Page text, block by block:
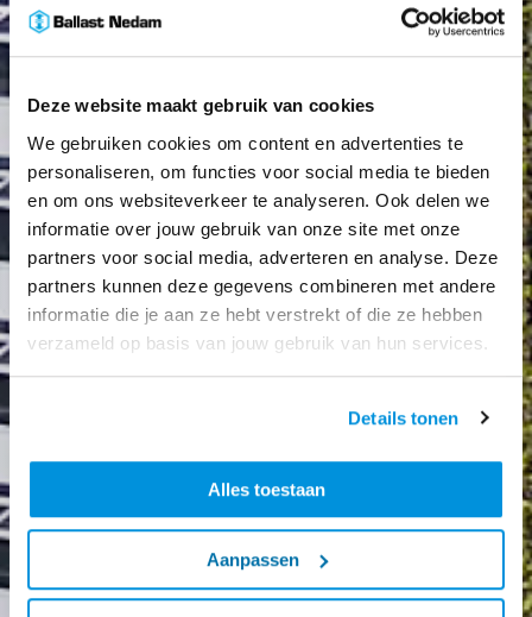
Deze website maakt gebruik van cookies
We gebruiken cookies om content en advertenties te
personaliseren, om functies voor social media te bieden
en om ons websiteverkeer te analyseren. Ook delen we
informatie over jouw gebruik van onze site met onze
partners voor social media, adverteren en analyse. Deze
partners kunnen deze gegevens combineren met andere
informatie die je aan ze hebt verstrekt of die ze hebben
verzameld op basis van jouw gebruik van hun services.
Details tonen
Alles toestaan
Aanpassen